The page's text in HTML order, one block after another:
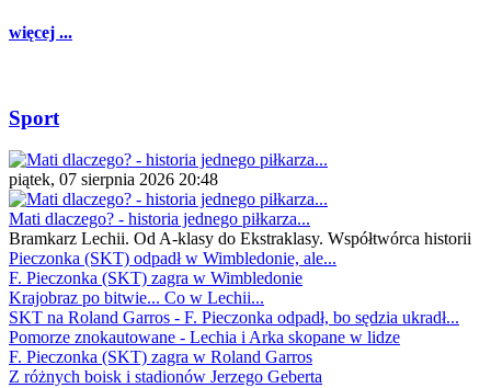
więcej ...
Sport
piątek, 07 sierpnia 2026 20:48
Mati dlaczego? - historia jednego piłkarza...
Bramkarz Lechii. Od A-klasy do Ekstraklasy. Współtwórca historii
Pieczonka (SKT) odpadł w Wimbledonie, ale...
F. Pieczonka (SKT) zagra w Wimbledonie
Krajobraz po bitwie... Co w Lechii...
SKT na Roland Garros - F. Pieczonka odpadł, bo sędzia ukradł...
Pomorze znokautowane - Lechia i Arka skopane w lidze
F. Pieczonka (SKT) zagra w Roland Garros
Z różnych boisk i stadionów Jerzego Geberta